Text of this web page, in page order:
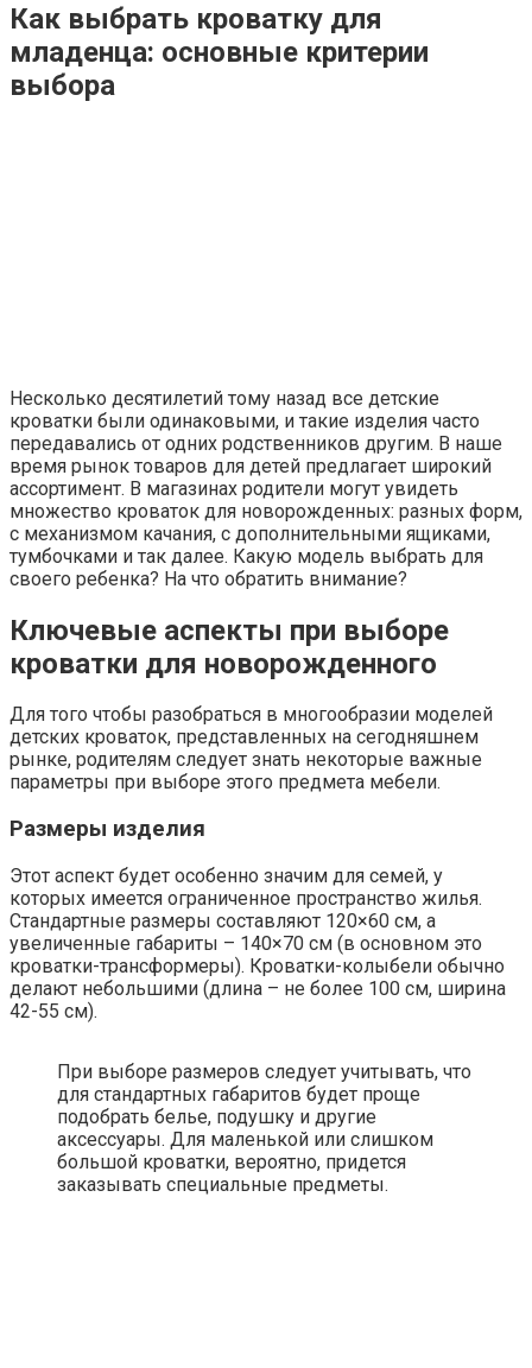
Как выбрать кроватку для
младенца: основные критерии
выбора
Несколько десятилетий тому назад все детские
кроватки были одинаковыми, и такие изделия часто
передавались от одних родственников другим. В наше
время рынок товаров для детей предлагает широкий
ассортимент. В магазинах родители могут увидеть
множество кроваток для новорожденных: разных форм,
с механизмом качания, с дополнительными ящиками,
тумбочками и так далее. Какую модель выбрать для
своего ребенка? На что обратить внимание?
Ключевые аспекты при выборе
кроватки для новорожденного
Для того чтобы разобраться в многообразии моделей
детских кроваток, представленных на сегодняшнем
рынке, родителям следует знать некоторые важные
параметры при выборе этого предмета мебели.
Размеры изделия
Этот аспект будет особенно значим для семей, у
которых имеется ограниченное пространство жилья.
Стандартные размеры составляют 120×60 см, а
увеличенные габариты – 140×70 см (в основном это
кроватки-трансформеры). Кроватки-колыбели обычно
делают небольшими (длина – не более 100 см, ширина
42-55 см).
При выборе размеров следует учитывать, что
для стандартных габаритов будет проще
подобрать белье, подушку и другие
аксессуары. Для маленькой или слишком
большой кроватки, вероятно, придется
заказывать специальные предметы.